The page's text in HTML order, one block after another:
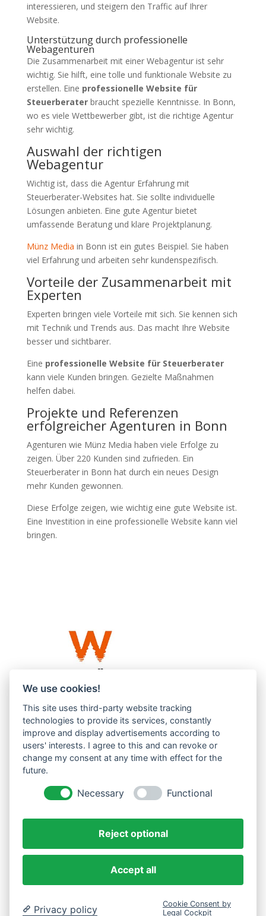
interessieren, und steigern den Traffic auf Ihrer
Website.
Unterstützung durch professionelle
Webagenturen
Die Zusammenarbeit mit einer Webagentur ist sehr
wichtig. Sie hilft, eine tolle und funktionale Website zu
erstellen. Eine professionelle Website für
Steuerberaterbraucht spezielle Kenntnisse. In Bonn,
wo es viele Wettbewerber gibt, ist die richtige Agentur
sehr wichtig.
Auswahl der richtigen
Webagentur
Wichtig ist, dass die Agentur Erfahrung mit
Steuerberater-Websites hat. Sie sollte individuelle
Lösungen anbieten. Eine gute Agentur bietet
umfassende Beratung und klare Projektplanung.
Münz Media in Bonn ist ein gutes Beispiel. Sie haben
viel Erfahrung und arbeiten sehr kundenspezifisch.
Vorteile der Zusammenarbeit mit
Experten
Experten bringen viele Vorteile mit sich. Sie kennen sich
mit Technik und Trends aus. Das macht Ihre Website
besser und sichtbarer.
Eine professionelle Website für Steuerberater
kann viele Kunden bringen. Gezielte Maßnahmen
helfen dabei.
Projekte und Referenzen
erfolgreicher Agenturen in Bonn
Agenturen wie Münz Media haben viele Erfolge zu
zeigen. Über 220 Kunden sind zufrieden. Ein
Steuerberater in Bonn hat durch ein neues Design
mehr Kunden gewonnen.
Diese Erfolge zeigen, wie wichtig eine gute Website ist.
Eine Investition in eine professionelle Website kann viel
bringen.
Westküste UG (haftungsbeschränkt)
Menzlingen 14 B
51503 Rösrath
Datenschutzerklärung
We use cookies!
This site uses third-party website tracking
technologies to provide its services, constantly
improve and display advertisements according to
users' interests. I agree to this and can revoke or
change my consent at any time with effect for the
future.
Necessary Functional
Reject optional
Accept all
Privacy policy
Cookie Consent by
Legal Cockpit